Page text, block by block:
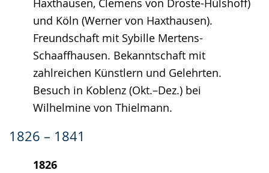
und Köln (Werner von Haxthausen).
Freundschaft mit Sybille Mertens-
Schaaffhausen. Bekanntschaft mit
zahlreichen Künstlern und Gelehrten.
Besuch in Koblenz (Okt.–Dez.) bei
Wilhelmine von Thielmann.
1826 – 1841
1826